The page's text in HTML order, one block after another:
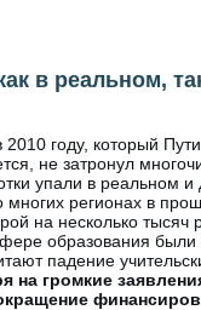
в реальном,
2010 году, который
не затронул
упали в реальном
многих регионах в
на несколько
образования
падение
на громкие